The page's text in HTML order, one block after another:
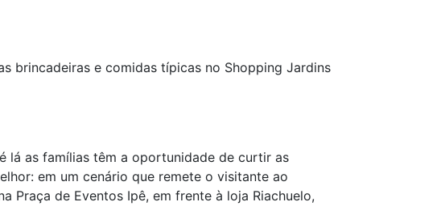
brincadeiras e comidas típicas no Shopping Jardins
lá as famílias têm a oportunidade de curtir as
em um cenário que remete o visitante ao
Praça de Eventos Ipê, em frente à loja Riachuelo,